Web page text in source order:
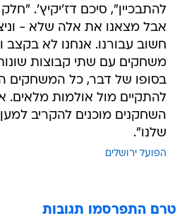
להתבכיין", סיכם דז'יקיץ'.
אבל מצאנו את אלה שלא -
חשוב עבורנו. אנחנו לא בקצב
משחקים עם שתי קבוצות
בסופו של דבר, כל המשחקים
להתקיים מול אולמות מלאים.
השחקנים מוכנים להקריב
שלנו".
הפועל ירושלים
טרם התפרסמו תגובות